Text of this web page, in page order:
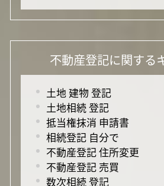
不動産登記に関する
土地 建物 登記
土地相続 登記
抵当権抹消 申請書
相続登記 自分で
不動産登記 住所変更
不動産登記 売買
数次相続 登記